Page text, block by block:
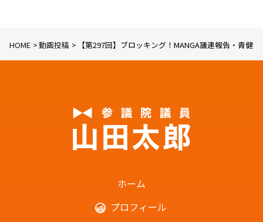
HOME 動画投稿 【第297回】ブロッキング！MANGA議連報告・青健
ホーム
プロフィール